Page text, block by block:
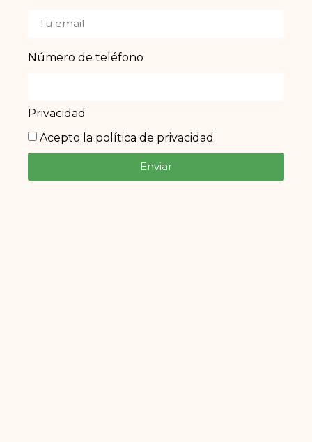
Número de teléfono
Privacidad
Acepto la política de privacidad
Enviar